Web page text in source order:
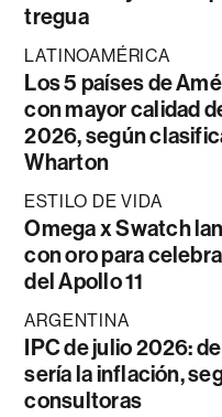
tregua
LATINOAMÉRICA
Los 5 países de
con mayor calidad
2026, según
Wharton
ESTILO DE VIDA
Omega x Swatch
con oro para
del Apollo 11
ARGENTINA
IPC de julio 2026:
sería la inflación,
consultoras